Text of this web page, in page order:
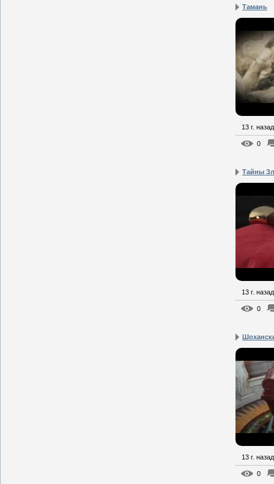
Тамань
13 г. назад
0
Тайны
13 г. назад
0
13 г. назад
0